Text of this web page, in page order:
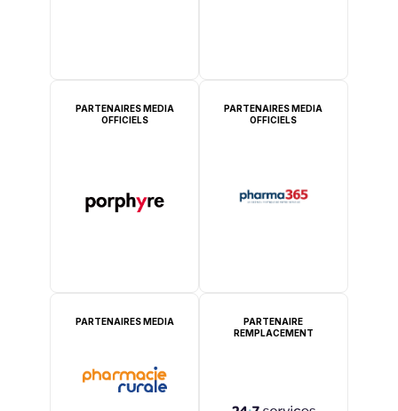
PARTENAIRES MEDIA
OFFICIELS
PARTENAIRES MEDIA
OFFICIELS
PARTENAIRES MEDIA
PARTENAIRE
REMPLACEMENT